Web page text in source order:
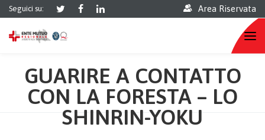
Seguici su: Area Riservata
GUARIRE A CONTATTO
CON LA FORESTA – LO
SHINRIN-YOKU